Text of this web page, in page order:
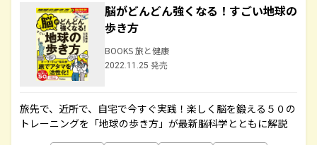
脳がどんどん強くなる！すごい地球の
歩き方
BOOKS 旅と健康
2022.11.25 発売
旅先で、近所で、自宅で今すぐ実践！楽しく脳を鍛える５０の
トレーニングを「地球の歩き方」が最新脳科学とともに解説